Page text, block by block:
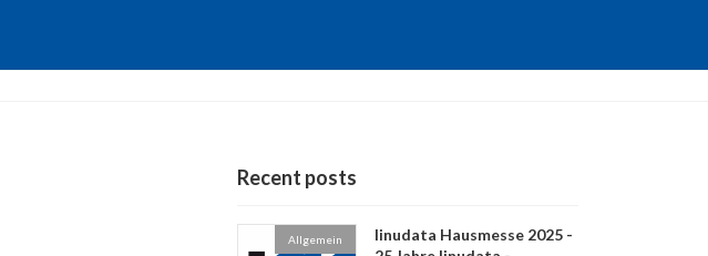
Recent posts
Allgemein
linudata Hausmesse 2025 -